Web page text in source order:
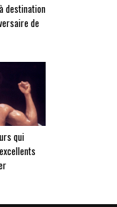
destination
de
qui